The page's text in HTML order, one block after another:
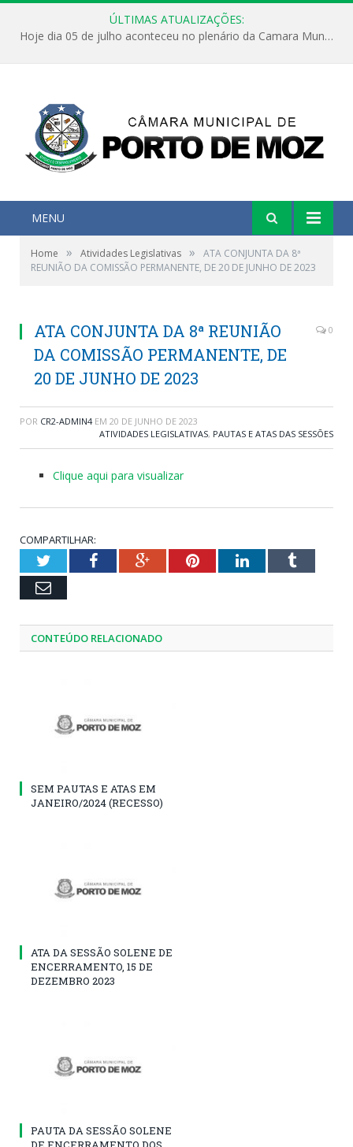
ÚLTIMAS ATUALIZAÇÕES:
Hoje dia 05 de julho aconteceu no plenário da Camara Municipal de Porto de Moz a Sessão Solene de Abertura dos Trabalhos Legislativos 2º Período da 23ª Legislatura
MENU
Home » Atividades Legislativas »
ATA CONJUNTA DA 8ª
REUNIÃO DA COMISSÃO PERMANENTE, DE 20 DE JUNHO DE 2023
ATA CONJUNTA DA 8ª REUNIÃO
DA COMISSÃO PERMANENTE, DE
20 DE JUNHO DE 2023
0
POR CR2-ADMIN4 EM 20 DE JUNHO DE 2023
ATIVIDADES LEGISLATIVAS, PAUTAS E ATAS DAS SESSÕES
Clique aqui para visualizar
COMPARTILHAR:
TwitterFacebookGoogle+PinterestLinkedInTumblr
Email
CONTEÚDO RELACIONADO
SEM PAUTAS E ATAS EM
JANEIRO/2024 (RECESSO)
ATA DA SESSÃO SOLENE DE
ENCERRAMENTO, 15 DE
DEZEMBRO 2023
PAUTA DA SESSÃO SOLENE